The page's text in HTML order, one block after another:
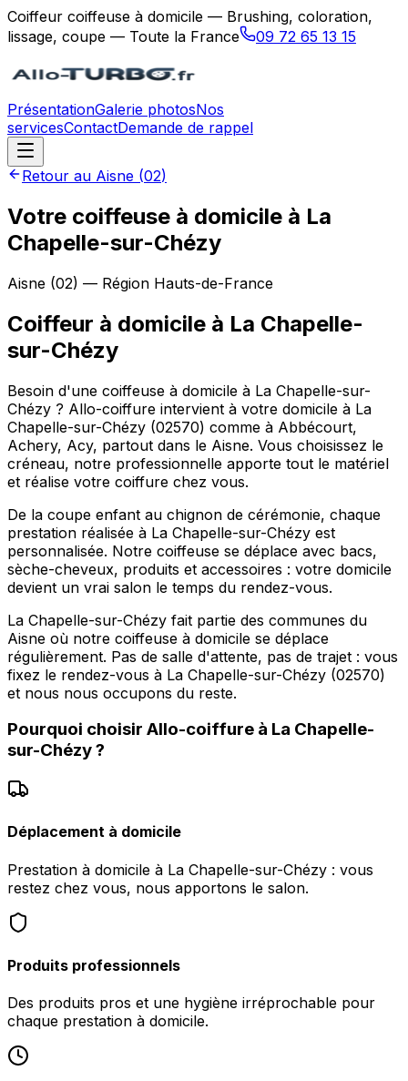
Coiffeur coiffeuse à domicile — Brushing, coloration,
lissage, coupe — Toute la France
09 72 65 13 15
PrésentationGalerie photosNos
servicesContactDemande de rappel
Retour au Aisne (02)
Votre coiffeuse à domicile à La
Chapelle-sur-Chézy
Aisne (02) — Région Hauts-de-France
Coiffeur à domicile à La Chapelle-
sur-Chézy
Besoin d'une coiffeuse à domicile à La Chapelle-sur-
Chézy ? Allo-coiffure intervient à votre domicile à La
Chapelle-sur-Chézy (02570) comme à Abbécourt,
Achery, Acy, partout dans le Aisne. Vous choisissez le
créneau, notre professionnelle apporte tout le matériel
et réalise votre coiffure chez vous.
De la coupe enfant au chignon de cérémonie, chaque
prestation réalisée à La Chapelle-sur-Chézy est
personnalisée. Notre coiffeuse se déplace avec bacs,
sèche-cheveux, produits et accessoires : votre domicile
devient un vrai salon le temps du rendez-vous.
La Chapelle-sur-Chézy fait partie des communes du
Aisne où notre coiffeuse à domicile se déplace
régulièrement. Pas de salle d'attente, pas de trajet : vous
fixez le rendez-vous à La Chapelle-sur-Chézy (02570)
et nous nous occupons du reste.
Pourquoi choisir Allo-coiffure à La Chapelle-
sur-Chézy?
Déplacement à domicile
Prestation à domicile à La Chapelle-sur-Chézy : vous
restez chez vous, nous apportons le salon.
Produits professionnels
Des produits pros et une hygiène irréprochable pour
chaque prestation à domicile.